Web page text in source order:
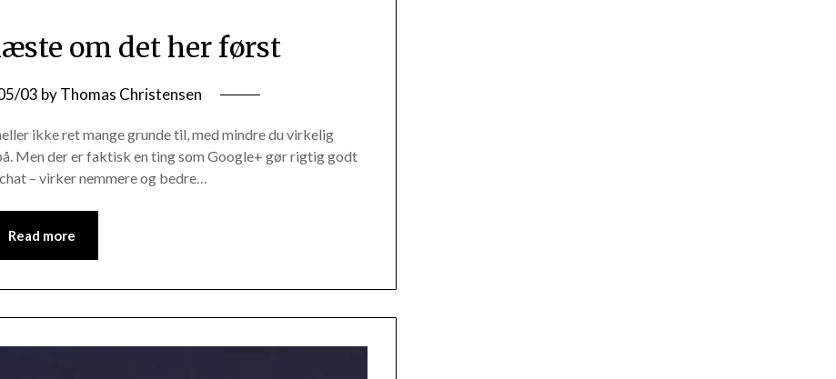
om det her først
03 byThomas Christensen
ikke ret mange grunde til, med mindre du virkelig
Men der er faktisk en ting som Google+ gør rigtig godt
– virker nemmere og bedre…
Read more